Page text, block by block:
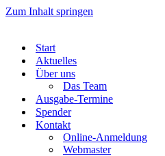
Zum Inhalt springen
Start
Aktuelles
Über uns
Das Team
Ausgabe-Termine
Spender
Kontakt
Online-Anmeldung
Webmaster